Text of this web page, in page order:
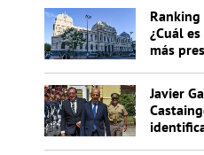
¿Cuál
más
Javier